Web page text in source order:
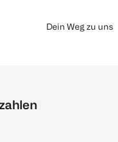
Dein Weg zu uns